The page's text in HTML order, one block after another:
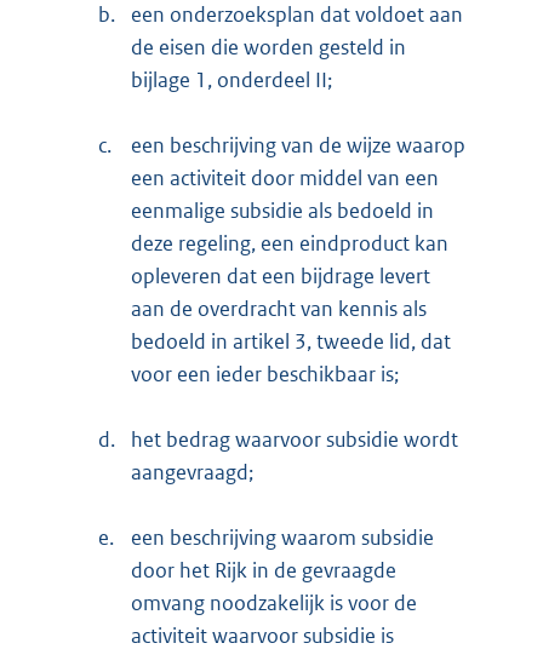
b.
een onderzoeksplan dat voldoet aan
de eisen die worden gesteld in
bijlage 1, onderdeel II;
c.
een beschrijving van de wijze waarop
een activiteit door middel van een
eenmalige subsidie als bedoeld in
deze regeling, een eindproduct kan
opleveren dat een bijdrage levert
aan de overdracht van kennis als
bedoeld in artikel 3, tweede lid, dat
voor een ieder beschikbaar is;
d.
het bedrag waarvoor subsidie wordt
aangevraagd;
e.
een beschrijving waarom subsidie
door het Rijk in de gevraagde
omvang noodzakelijk is voor de
activiteit waarvoor subsidie is